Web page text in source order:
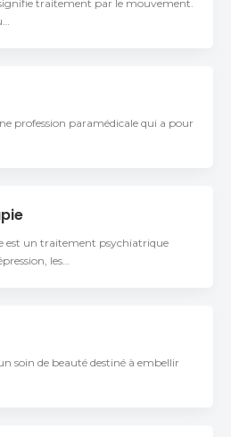
traitement par le mouvement.
profession paramédicale qui a pour
est un traitement psychiatrique
les…
soin de beauté destiné à embellir